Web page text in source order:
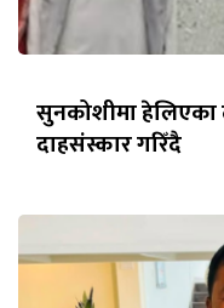
सुनकोशीमा हेलिएका
दाहसंस्कार गरिँदै